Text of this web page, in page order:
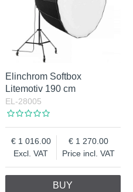
Elinchrom Softbox
Litemotiv 190 cm
EL-28005
Excl. VAT
1 016.00
Price incl. VAT
1 270.00
BUY